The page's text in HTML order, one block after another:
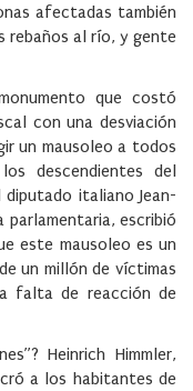
afectadas también
rebaños al río, y gente
que costó
con una desviación
un mausoleo a todos
descendientes del
italiano Jean-
escribió
este mausoleo es un
un millón de víctimas
falta de reacción de
Heinrich Himmler,
a los habitantes de